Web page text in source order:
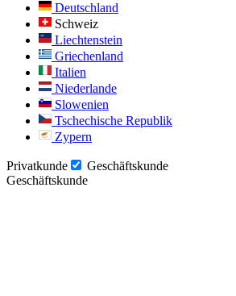
Deutschland
Schweiz
Liechtenstein
Griechenland
Italien
Niederlande
Slowenien
Tschechische Republik
Zypern
Privatkunde
Geschäftskunde
Geschäftskunde